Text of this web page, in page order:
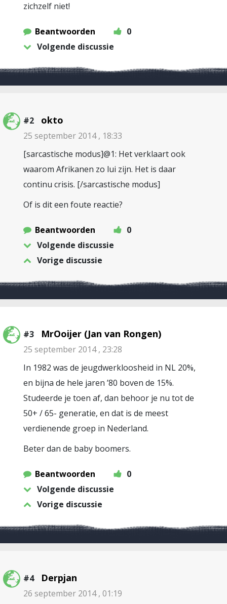
zichzelf niet!
Beantwoorden
0
Volgende discussie
#2 okto
25 september 2014 , 18:33
[sarcastische modus]@1: Het verklaart ook
waarom Afrikanen zo lui zijn. Het is daar
continu crisis. [/sarcastische modus]
Of is dit een foute reactie?
Beantwoorden
0
Volgende discussie
Vorige discussie
#3 MrOoijer (Jan van Rongen)
25 september 2014 , 23:28
In 1982 was de jeugdwerkloosheid in NL 20%,
en bijna de hele jaren ’80 boven de 15%.
Studeerde je toen af, dan behoor je nu tot de
50+ / 65- generatie, en dat is de meest
verdienende groep in Nederland.
Beter dan de baby boomers.
Beantwoorden
0
Volgende discussie
Vorige discussie
#4 Derpjan
26 september 2014 , 01:19